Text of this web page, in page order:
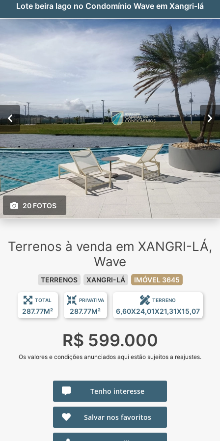
Lote beira lago no Condomínio Wave em Xangri-lá
20 FOTOS
Terrenos à venda em XANGRI-LÁ,
Wave
TERRENOS XANGRI-LÁ IMÓVEL 3645
TOTAL
287.77M²
PRIVATIVA
287.77M²
TERRENO
6,60X24,01X21,31X15,07
R$ 599.000
Os valores e condições anunciados aqui estão sujeitos a reajustes.
Tenho interesse
Salvar nos favoritos